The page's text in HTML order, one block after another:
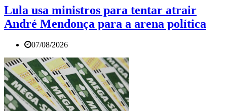
Lula usa ministros para tentar atrair
André Mendonça para a arena política
07/08/2026